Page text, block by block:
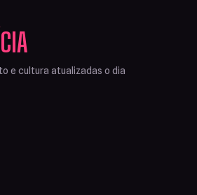
e cultura atualizadas o dia